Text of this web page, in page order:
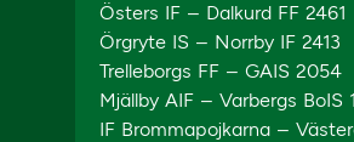
Östers IF – Dalkurd FF 2461
Örgryte IS – Norrby IF 2413
Trelleborgs FF – GAIS 2054
Mjällby AIF – Varbergs BoIS
IF Brommapojkarna –